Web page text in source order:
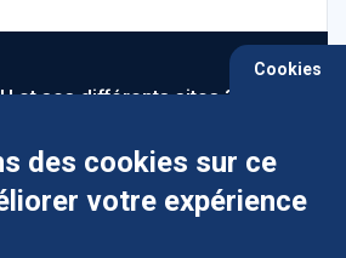
et ses différents sites ?
mon hospitalisation ?
Cookies
des cookies sur ce
votre expérience